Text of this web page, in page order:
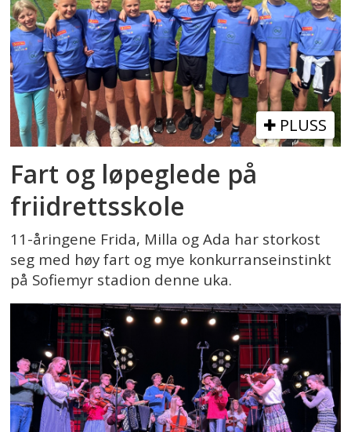
PLUSS
Fart og løpeglede på
friidrettsskole
11-åringene Frida, Milla og Ada har storkost
seg med høy fart og mye konkurranseinstinkt
på Sofiemyr stadion denne uka.